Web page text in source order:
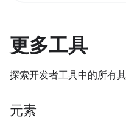
更多工具
探索开发者工具中的所有其
元素